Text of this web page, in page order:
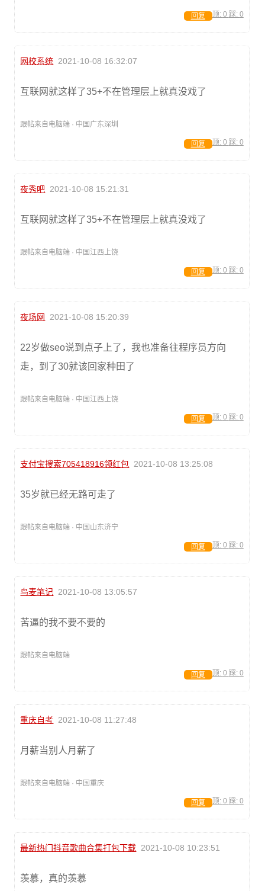
顶: 0 踩: 0
回复
网校系统 2021-10-08 16:32:07
互联网就这样了35+不在管理层上就真没戏了
跟帖来自电脑端 · 中国广东深圳
顶: 0 踩: 0
回复
夜秀吧 2021-10-08 15:21:31
互联网就这样了35+不在管理层上就真没戏了
跟帖来自电脑端 · 中国江西上饶
顶: 0 踩: 0
回复
夜场网 2021-10-08 15:20:39
22岁做seo说到点子上了，我也准备往程序员方向
走，到了30就该回家种田了
跟帖来自电脑端 · 中国江西上饶
顶: 0 踩: 0
回复
支付宝搜索705418916领红包 2021-10-08 13:25:08
35岁就已经无路可走了
跟帖来自电脑端 · 中国山东济宁
顶: 0 踩: 0
回复
鸟麦笔记 2021-10-08 13:05:57
苦逼的我不要不要的
跟帖来自电脑端
顶: 0 踩: 0
回复
重庆自考 2021-10-08 11:27:48
月薪当别人月薪了
跟帖来自电脑端 · 中国重庆
顶: 0 踩: 0
回复
最新热门抖音歌曲合集打包下载 2021-10-08 10:23:51
羡慕，真的羡慕